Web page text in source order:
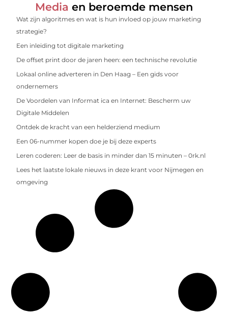
Media en beroemde mensen
Wat zijn algoritmes en wat is hun invloed op jouw marketing
strategie?
Een inleiding tot digitale marketing
De offset print door de jaren heen: een technische revolutie
Lokaal online adverteren in Den Haag – Een gids voor
ondernemers
De Voordelen van Informat ica en Internet: Bescherm uw
Digitale Middelen
Ontdek de kracht van een helderziend medium
Een 06-nummer kopen doe je bij deze experts
Leren coderen: Leer de basis in minder dan 15 minuten – 0rk.nl
Lees het laatste lokale nieuws in deze krant voor Nijmegen en
omgeving